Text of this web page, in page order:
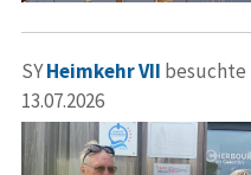
SYHeimkehr VII
13.07.2026